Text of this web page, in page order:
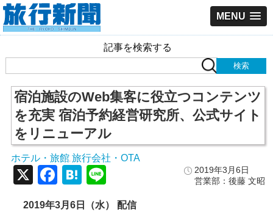
MENU
記事を検索する
宿泊施設のWeb集客に役立つコンテンツ
を充実 宿泊予約経営研究所、公式サイト
をリニューアル
ホテル・旅館 旅行会社・OTA
2019年3月6日
営業部：後藤 文昭
X Facebook
Hatena
2019年3月6日（水） 配信